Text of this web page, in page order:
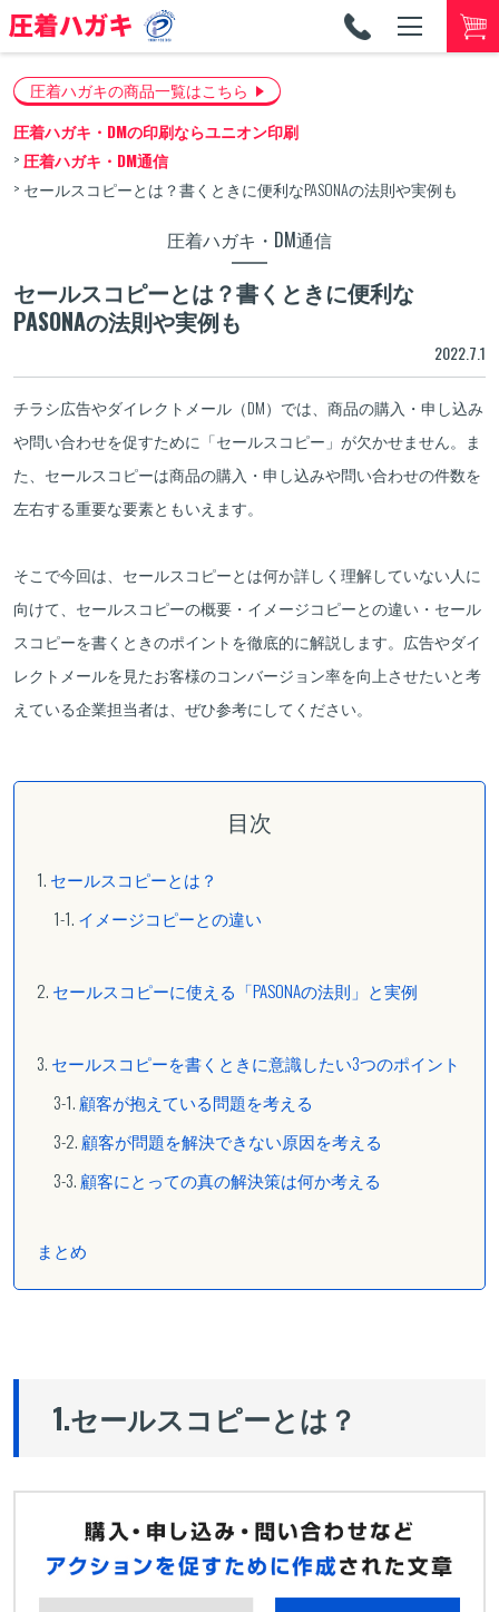
TEL
圧着ハガキの商品一覧はこちら
圧着ハガキ・DMの印刷ならユニオン印刷
圧着ハガキ・DM通信
セールスコピーとは？書くときに便利なPASONAの法則や実例も
圧着ハガキ・DM通信
セールスコピーとは？書くときに便利な
PASONAの法則や実例も
2022.7.1
チラシ広告やダイレクトメール（DM）では、商品の購入・申し込み
や問い合わせを促すために「セールスコピー」が欠かせません。ま
た、セールスコピーは商品の購入・申し込みや問い合わせの件数を
左右する重要な要素ともいえます。
そこで今回は、セールスコピーとは何か詳しく理解していない人に
向けて、セールスコピーの概要・イメージコピーとの違い・セール
スコピーを書くときのポイントを徹底的に解説します。広告やダイ
レクトメールを見たお客様のコンバージョン率を向上させたいと考
えている企業担当者は、ぜひ参考にしてください。
目次
セールスコピーとは？
イメージコピーとの違い
セールスコピーに使える「PASONAの法則」と実例
セールスコピーを書くときに意識したい3つのポイント
顧客が抱えている問題を考える
顧客が問題を解決できない原因を考える
顧客にとっての真の解決策は何か考える
まとめ
1.セールスコピーとは？